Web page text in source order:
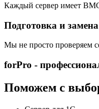
Каждый сервер имеет
Подготовка и
Мы не просто проверяем
forPro -
Поможем с